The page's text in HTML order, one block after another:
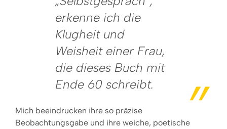
erkenne ich die
Klugheit und
Weisheit einer Frau,
die dieses Buch mit
Ende 60 schreibt.
Mich beeindrucken ihre so präzise
Beobachtungsgabe und ihre weiche, poetische